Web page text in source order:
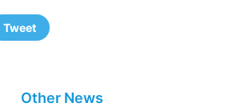
Tweet
Other News